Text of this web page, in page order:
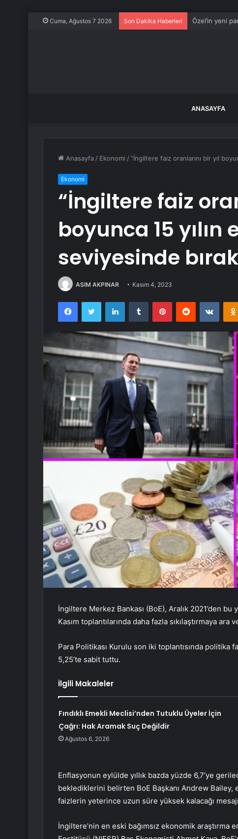
Cuma, Ağustos 7 2026 Son Dakika Haberleri Özel’in yeni
ANASAYFA
Anasayfa / Ekonomi /“İngiltere faiz oranlarını bir yıl
Ekonomi
“İngiltere faiz
boyunca 15 yılın
seviyesinde
ASIM AKPINAR Kasım 4, 2023
FacebookTwitter LinkedInTumblr PinterestReddit
İngiltere Merkez Bankası (BoE), Aralık 2021’den bu
Kasım toplantılarında daha fazla sıkılaştırmaya ara
Para Politikası Kurulu son iki toplantısında politika
5,25’te sabit tuttu.
İlgili Makaleler
Fındıklı Emekli Meclisi’nden Tutuklu Üyeler İçin
Çağrı: Hak Aramak Suç Değildir
Ağustos 6, 2026
Enflasyonun eylülde yıllık bazda yüzde 6,7’ye
beklediklerini belirten BoE Başkanı Andrew
faizlerin yeterince uzun süre yüksek kalacağı
İngiltere’nin en eski bağımsız ekonomik